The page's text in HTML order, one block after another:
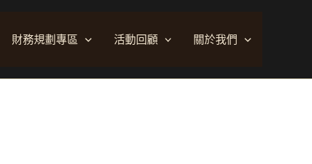
財務規劃專區 活動回顧 關於我們